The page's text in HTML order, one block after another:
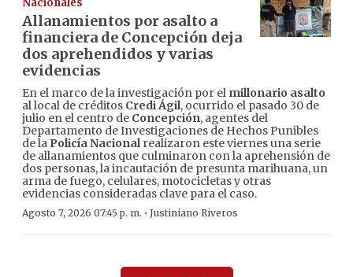
Nacionales
Allanamientos por asalto a
financiera de Concepción deja
dos aprehendidos y varias
evidencias
En el marco de la investigación por el millonario asalto
al local de créditos Credi Ágil, ocurrido el pasado 30 de
julio en el centro de Concepción, agentes del
Departamento de Investigaciones de Hechos Punibles
de la Policía Nacionalrealizaron este viernes una serie
de allanamientos que culminaron con la aprehensión de
dos personas, la incautación de presunta marihuana, un
arma de fuego, celulares, motocicletas y otras
evidencias consideradas clave para el caso.
Agosto 7, 2026 07:45 p. m. · Justiniano Riveros